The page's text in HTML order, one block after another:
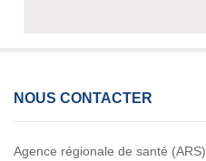
NOUS CONTACTER
Agence régionale de santé (ARS)